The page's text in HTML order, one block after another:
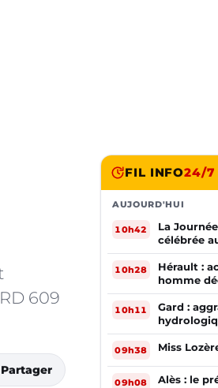
609
Partager
FIL INFO24/7
AUJOURD'HUI
10h42
La
célébrée
10h28
Hérault :
homme
10h11
Gard :
09h38 Miss
09h08 Alès : le